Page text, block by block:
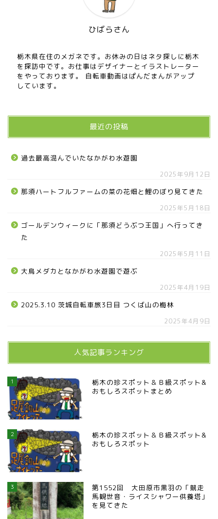
ひばらさん
栃木県在住のメガネです。お休みの日はネタ探しに栃木
を探訪中です。お仕事はデザイナーとイラストレーター
をやっております。 自転車動画はぱんだまんがアップ
しています。
最近の投稿
過去最高混んでいたなかがわ水遊園
2025年9月12日
那須ハートフルファームの菜の花畑と鯉のぼり見てきた
2025年5月18日
ゴールデンウィークに「那須どうぶつ王国」へ行ってき
た
2025年5月11日
大鳥メダカとなかがわ水遊園で遊ぶ
2025年4月19日
2025.3.10 茨城自転車旅3日目 つくば山の梅林
2025年4月9日
人気記事ランキング
1
栃木の珍スポット＆Ｂ級スポット&
おもしろスポットまとめ
2
栃木の珍スポット＆Ｂ級スポット&
おもしろスポット
3
第1552回 大田原市黒羽の「競走
馬観世音・ライスシャワー供養塔」
を見てきた